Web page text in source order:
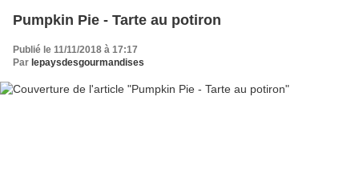
Pumpkin Pie - Tarte au potiron
Publié le 11/11/2018 à 17:17
Par lepaysdesgourmandises